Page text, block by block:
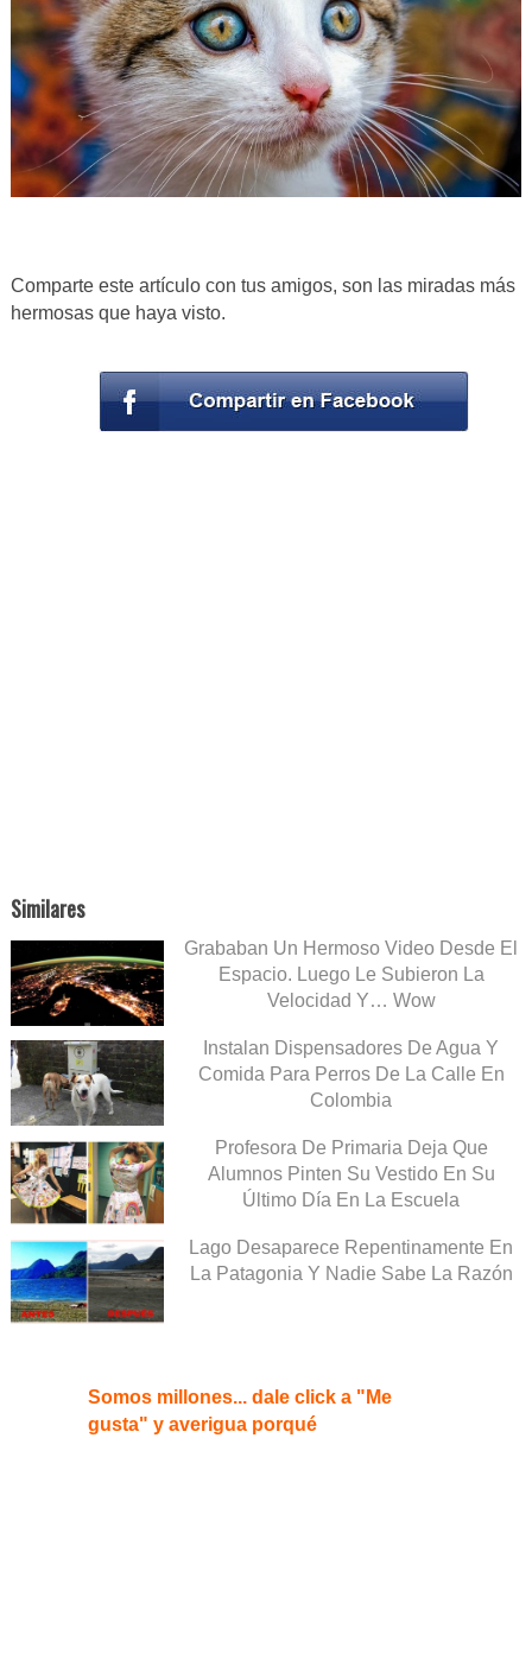
Comparte este artículo con tus amigos, son las miradas más
hermosas que haya visto.
Similares
Grababan Un Hermoso Video Desde El
Espacio. Luego Le Subieron La
Velocidad Y… Wow
Instalan Dispensadores De Agua Y
Comida Para Perros De La Calle En
Colombia
Profesora De Primaria Deja Que
Alumnos Pinten Su Vestido En Su
Último Día En La Escuela
Lago Desaparece Repentinamente En
La Patagonia Y Nadie Sabe La Razón
Somos millones... dale click a "Me
gusta" y averigua porqué